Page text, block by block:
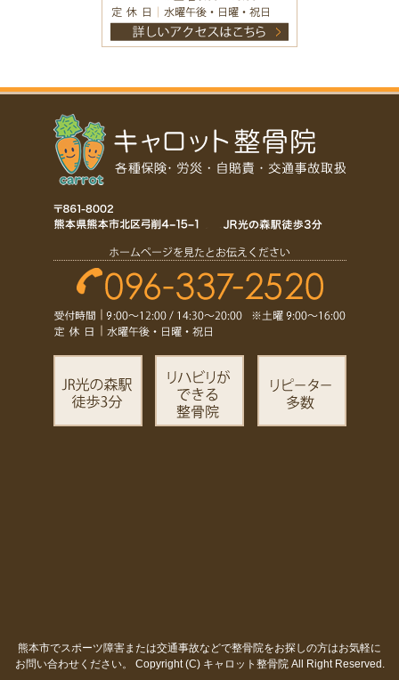
熊本市でスポーツ障害または交通事故などで整骨院をお探しの方はお気軽に
お問い合わせください。 Copyright (C) キャロット整骨院 All Right Reserved.